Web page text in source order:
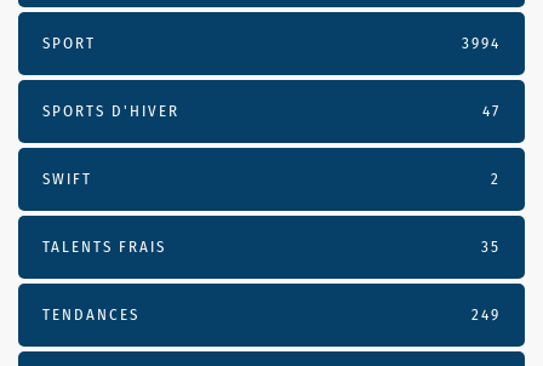
SPORT 3994
SPORTS D'HIVER 47
SWIFT 2
TALENTS FRAIS 35
TENDANCES 249